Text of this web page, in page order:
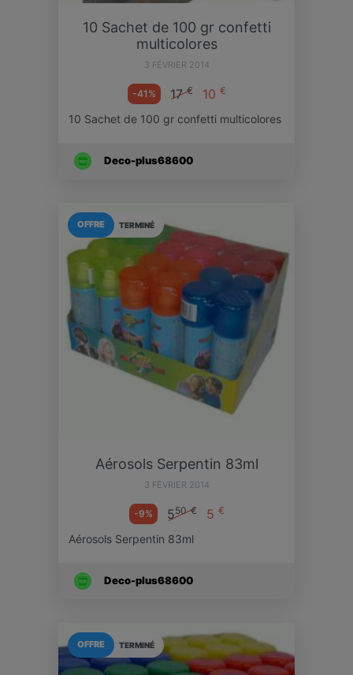
10 Sachet de 100 gr confetti
multicolores
3 FÉVRIER 2014
-41% 17€ 10 €
10 Sachet de 100 gr confetti multicolores
Deco-plus68600
TERMINÉ
OFFRE
Aérosols Serpentin 83ml
3 FÉVRIER 2014
-9% 550 € 5 €
Aérosols Serpentin 83ml
Deco-plus68600
TERMINÉ
OFFRE